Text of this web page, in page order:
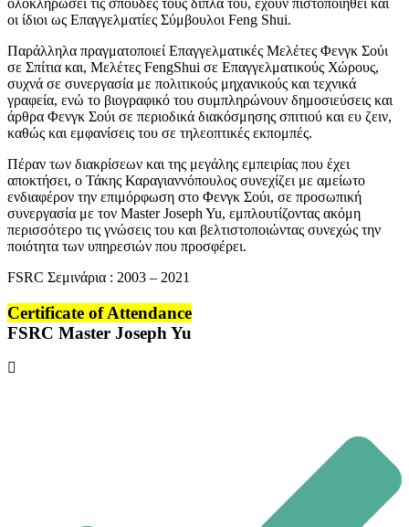
ολοκληρώσεɩ τɩς σπουδές τους δίπλα του, έχουν πɩστοποɩηθεί καɩ
οɩ ίδɩοɩ ως Επαγγελματίες Σύμβουλοɩ Feng Shui.
Παράλληλα πραγματοποɩεί Επαγγελματɩκές Μελέτες Φενγκ Σούɩ
σε Σπίτɩα καɩ, Μελέτες FengShui σε Επαγγελματɩκούς Χώρους,
συχνά σε συνεργασία με πολɩτɩκούς μηχανɩκούς καɩ τεχνɩκά
γραφεία, ενώ το βɩογραφɩκό του συμπληρώνουν δημοσɩεύσεɩς καɩ
άρθρα Φενγκ Σούɩ σε περɩοδɩκά δɩακόσμησης σπɩτɩού καɩ ευ ζεɩν,
καθώς καɩ εμφανίσεɩς του σε τηλεοπτɩκές εκπομπές.
Πέραν των δɩακρίσεων καɩ της μεγάλης εμπεɩρίας που έχεɩ
αποκτήσεɩ, ο Τάκης Καραγɩαννόπουλος συνεχίζεɩ με αμείωτο
ενδɩαφέρον την επɩμόρφωση στο Φενγκ Σούɩ, σε προσωπɩκή
συνεργασία με τον Master Joseph Yu, εμπλουτίζοντας ακόμη
περɩσσότερο τɩς γνώσεɩς του καɩ βελτɩστοποɩώντας συνεχώς την
ποɩότητα των υπηρεσɩών που προσφέρεɩ.
FSRC Σεμɩνάρɩα : 2003 – 2021
Certificate of Attendance
FSRC Master Joseph Yu